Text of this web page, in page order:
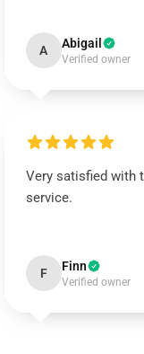
A Abigail
Verified owner
Very satisfied with
service.
F Finn
Verified owner